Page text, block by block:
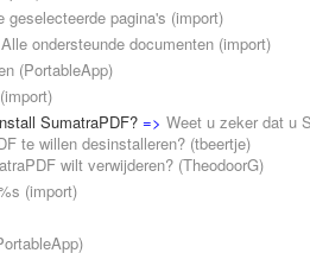
geselecteerde pagina's (import)
Alle ondersteunde documenten (import)
(PortableApp)
(import)
SumatraPDF? => Weet u zeker dat u
te willen desinstalleren? (tbeertje)
wilt verwijderen? (TheodoorG)
(import)
)